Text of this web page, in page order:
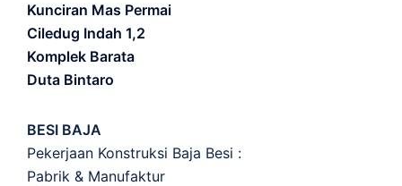
Kunciran Mas Permai
Ciledug Indah 1,2
Komplek Barata
Duta Bintaro
BESI BAJA
Pekerjaan Konstruksi Baja Besi :
Pabrik & Manufaktur